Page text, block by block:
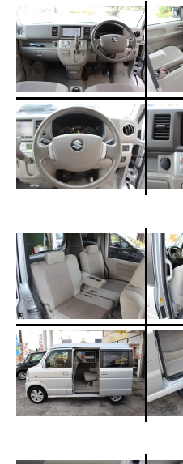
オートローン
ジャストリース プラン例
保険ご相談
会社案内
ご挨拶
沿革
クロちゃんの独り言
入庫情報
ご納車
ご成約